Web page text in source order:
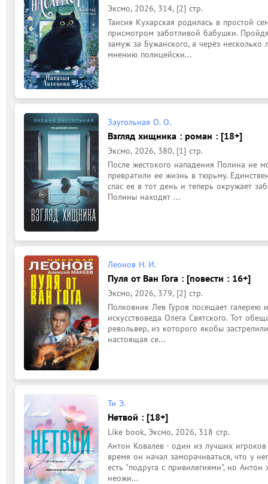
Эксмо, 2026, 314, [2] стр.
Таисия Кухарская родилась в простой
присмотром заботливой бабушки.
замуж за Бужанского, а через
мнению полицейски...
Заугольная О. О.
Взгляд хищника : роман : [18+]
Эксмо, 2026, 380, [1] стр.
После жестокого нападения Полина не
превратили ее жизнь в тюрьму.
спас ее в тот день и теперь окружает
Полины находят ...
Леонов Н. И.
Пуля от Ван Гога : [повести : 16+]
Эксмо, 2026, 379, [2] стр.
Полковник Лев Гуров посещает галерею
искусствоведа Олега Святского. Тот
револьвер, из которого якобы
настоящая се...
Ти Э.
Нетвой : [18+]
Like book, Эксмо, 2026, 318 стр.
Антон Ковалев - один из лучших
время он начал заморачиваться, что у
есть "подруга с привилегиями", но
неожи...